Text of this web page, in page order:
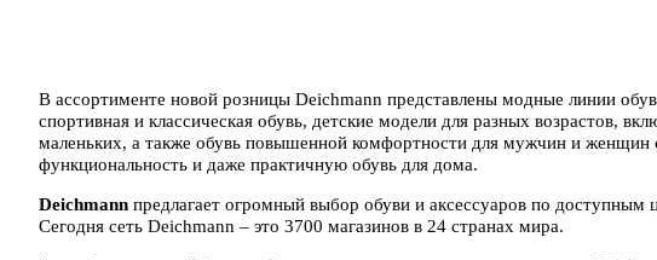
В ассортименте новой розницы Deichmann представлены модные линии
спортивная и классическая обувь, детские модели для разных возрастов,
маленьких, а также обувь повышенной комфортности для мужчин и женщин
функциональность и даже практичную обувь для дома.
Deichmann предлагает огромный выбор обуви и аксессуаров по
Сегодня сеть Deichmann – это 3700 магазинов в 24 странах мира.